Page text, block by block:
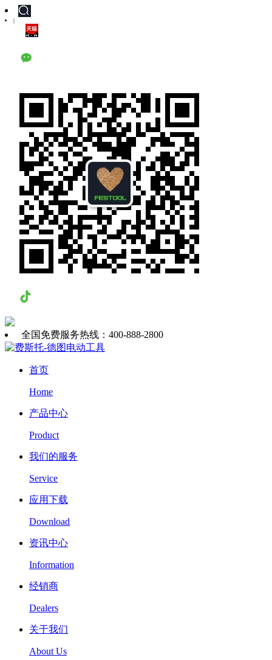
|
全国免费服务热线：400-888-2800
首页
Home
产品中心
Product
我们的服务
Service
应用下载
Download
资讯中心
Information
经销商
Dealers
关于我们
About Us